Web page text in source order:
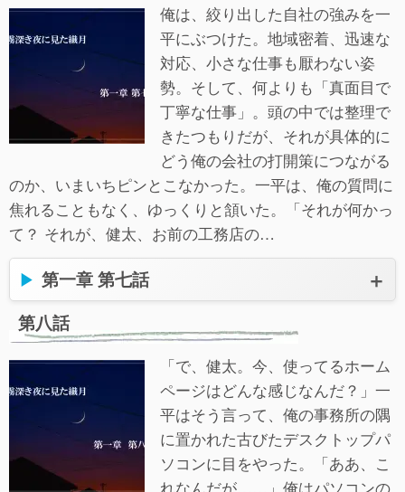
俺は、絞り出した自社の強みを一
平にぶつけた。地域密着、迅速な
対応、小さな仕事も厭わない姿
勢。そして、何よりも「真面目で
丁寧な仕事」。頭の中では整理で
きたつもりだが、それが具体的に
どう俺の会社の打開策につながる
のか、いまいちピンとこなかった。一平は、俺の質問に
焦れることもなく、ゆっくりと頷いた。「それが何かっ
て？ それが、健太、お前の工務店の…
第一章 第七話
第八話
「で、健太。今、使ってるホーム
ページはどんな感じなんだ？」一
平はそう言って、俺の事務所の隅
に置かれた古びたデスクトップパ
ソコンに目をやった。「ああ、こ
れなんだが……」俺はパソコンの